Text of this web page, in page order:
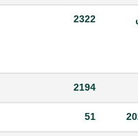
2322
2194
51